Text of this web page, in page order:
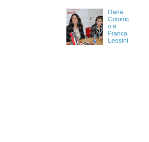
Daria
Colomb
o e
Franca
Leosini